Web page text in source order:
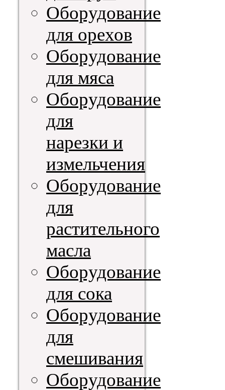
Оборудование
для орехов
Оборудование
для мяса
Оборудование
для
нарезки и
измельчения
Оборудование
для
растительного
масла
Оборудование
для сока
Оборудование
для
смешивания
Оборудование